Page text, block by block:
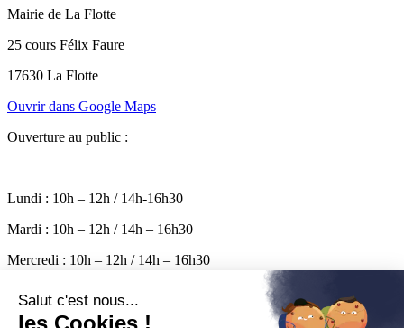
Mairie de La Flotte
25 cours Félix Faure
17630 La Flotte
Ouvrir dans Google Maps
Ouverture au public :
Lundi : 10h – 12h / 14h-16h30
Mardi : 10h – 12h / 14h – 16h30
Mercredi : 10h – 12h / 14h – 16h30
Vendredi : 10h – 17h